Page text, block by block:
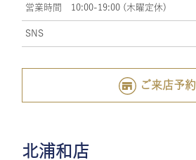
営業時間 10:00-19:00 (木曜定休)
SNS
ご来店予約
北浦和店